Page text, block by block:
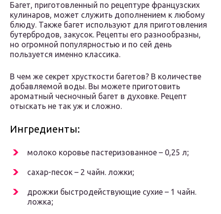
Багет, приготовленный по рецептуре французских
кулинаров, может служить дополнением к любому
блюду. Также багет используют для приготовления
бутербродов, закусок. Рецепты его разнообразны,
но огромной популярностью и по сей день
пользуется именно классика.
В чем же секрет хрусткости багетов? В количестве
добавляемой воды. Вы можете приготовить
ароматный чесночный багет в духовке. Рецепт
отыскать не так уж и сложно.
Ингредиенты:
молоко коровье пастеризованное – 0,25 л;
сахар-песок – 2 чайн. ложки;
дрожжи быстродействующие сухие – 1 чайн.
ложка;